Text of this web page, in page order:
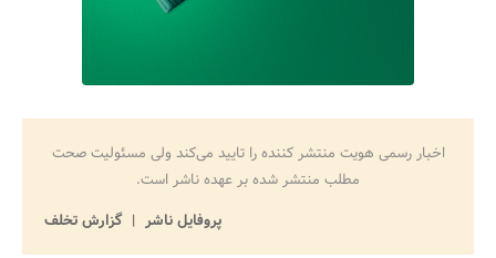
اخبار رسمی هویت منتشر کننده را تایید می‌کند ولی مسئولیت صحت
مطلب منتشر شده بر عهده ناشر است.
پروفایل ناشر
گزارش تخلف